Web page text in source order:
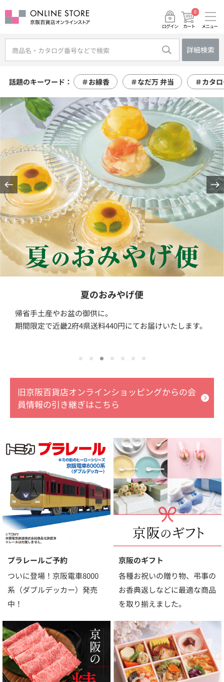
ログイン カート
0
メニュー
詳細検索
話題のキーワード： ＃お線香 ＃なだ万 弁当 ＃カタ
夏のおみやげ便
帰省手土産やお盆の御供に。
期間限定で近畿2府4県送料440円にてお届けいたします。
旧京阪百貨店オンラインショッピングからの会
員情報の引き継ぎはこちら
プラレールご予約
ついに登場！京阪電車8000
系（ダブルデッカー）発売
中！
京阪のギフト
各種お祝いの贈り物、弔事の
お香典返しなどに最適な商品
を取り揃えました。